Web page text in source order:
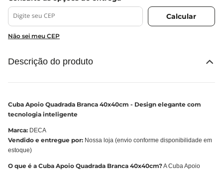
Não sei meu CEP
Descrição do produto
Cuba Apoio Quadrada Branca 40x40cm - Design elegante com
tecnologia inteligente
Marca: DECA
Vendido e entregue por: Nossa loja (envio conforme disponibilidade em
estoque)
O que é a Cuba Apoio Quadrada Branca 40x40cm?A Cuba Apoio